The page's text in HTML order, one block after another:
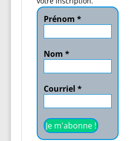
Prénom *
Nom *
Courriel *